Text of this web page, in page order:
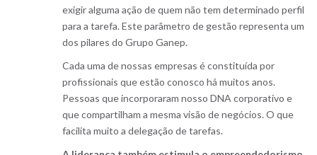
exigir alguma ação de quem não tem determinado perfil
para a tarefa. Este parâmetro de gestão representa um
dos pilares do Grupo Ganep.
Cada uma de nossas empresas é constituída por
profissionais que estão conosco há muitos anos.
Pessoas que incorporaram nosso DNA corporativo e
que compartilham a mesma visão de negócios. O que
facilita muito a delegação de tarefas.